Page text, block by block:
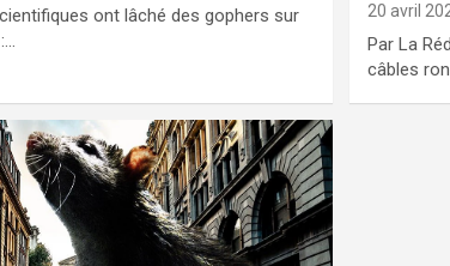
ont lâché des gophers sur
20 avril
Par La
câbles